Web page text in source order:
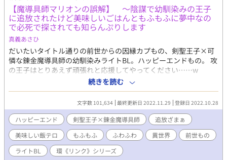
【魔導具師マリオンの誤解】 ～陰謀で幼馴染みの王子
に追放されたけど美味しいごはんともふもふに夢中なの
で必死で探されても知らんぷりします
真義あさひ
だいたいタイトル通りの前世からの因縁カプもの、剣聖王子×可
憐な錬金魔導具師の幼馴染みライトBL。ハッピーエンドもの。 攻
の王子はとりあえず頑張れと応援してやってください……w
◇◇◇ 「マリオン・ブルー。貴様のような能無しはこの誉れある
研究学園には必要ない！ 本日をもって退学処分を言い渡す！」
マリオンはいくつもコンクールで受賞している優秀な魔導具師
だ。業績を見込まれて幼馴染みの他国の王子に研究学園の講師と
して招かれたのだが……なぜか生徒に間違われ、自分を呼び寄せ
たはずの王子からは嫌がらせのオンパレード。 ついに退学の追放
処分まで言い渡されて意味がわからない。 （だから僕は学生じゃ
ないよ、講師！ 追放するなら退学じゃなくて解雇でしょ！？）
マリオンにとって王子は初恋の人だ。幼い頃みたく仲良くしたい
続きを読む
文字数 101,634 最終更新日 2022.11.29 登録日 2022.10.28
ハッピーエンド 剣聖王子×錬金魔導具師
追放ざまぁ
美味しい飯テロ
もふもふ ふわふわ 異世界
前世もの
ライトBL
環《リンク》シリーズ